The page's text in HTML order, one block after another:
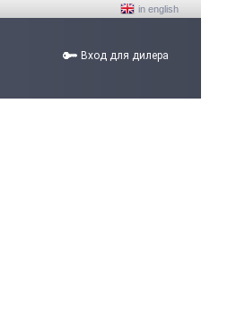
in english
Вход для дилера